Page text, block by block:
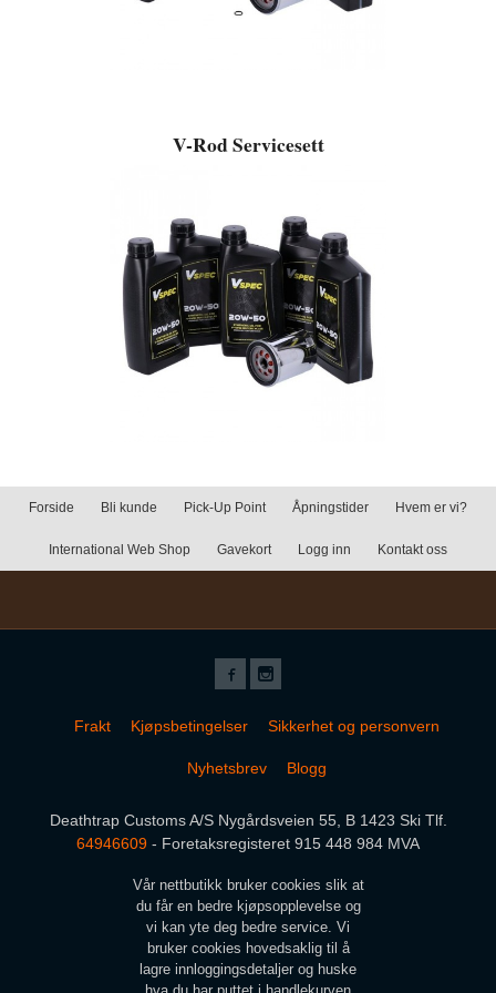
V-Rod Servicesett
Forside Bli kunde Pick-Up Point Åpningstider Hvem er vi?
International Web Shop Gavekort Logg inn Kontakt oss
Frakt Kjøpsbetingelser Sikkerhet og personvern
Nyhetsbrev Blogg
Deathtrap Customs A/S Nygårdsveien 55, B 1423 Ski Tlf.
64946609 - Foretaksregisteret 915 448 984 MVA
Vår nettbutikk bruker cookies slik at
du får en bedre kjøpsopplevelse og
vi kan yte deg bedre service. Vi
bruker cookies hovedsaklig til å
lagre innloggingsdetaljer og huske